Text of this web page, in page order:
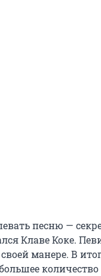
песню —
Клаве Коке.
манере. В
количество